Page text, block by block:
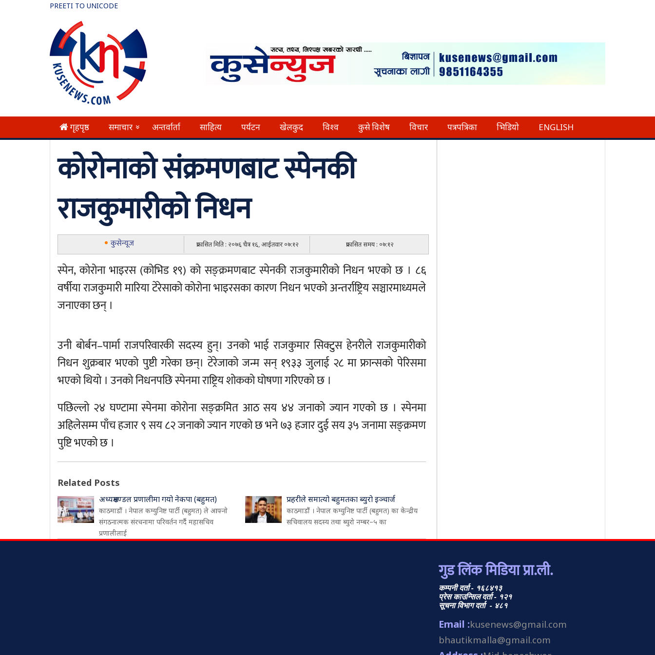
PREETI TO UNICODE
गृहपृष्ठ समाचार » अन्तर्वार्ता साहित्य पर्यटन खेलकुद विश्व कुसे विशेष विचार पत्रपत्रिका भिडियो ENGLISH
कोरोनाको संक्रमणबाट स्पेनकी
राजकुमारीको निधन
कुसेन्यूज प्रकासित मिति : २०७६ चैत्र १६, आईतवार ०७:१२ प्रकासित समय : ०७:१२
स्पेन, कोरोना भाइरस (कोभिड १९) को सङ्क्रमणबाट स्पेनकी राजकुमारीको निधन भएको छ । ८६
वर्षीया राजकुमारी मारिया टेरेसाको कोरोना भाइरसका कारण निधन भएको अन्तर्राष्ट्रिय सञ्चारमाध्यमले
जनाएका छन् ।
उनी बोर्बन–पार्मा राजपरिवारकी सदस्य हुन्। उनको भाई राजकुमार सिक्टुस हेनरीले राजकुमारीको
निधन शुक्रबार भएको पुष्टी गरेका छन्। टेरेजाको जन्म सन् १९३३ जुलाई २८ मा फ्रान्सको पेरिसमा
भएको थियो । उनको निधनपछि स्पेनमा राष्ट्रिय शोकको घोषणा गरिएको छ ।
पछिल्लो २४ घण्टामा स्पेनमा कोरोना सङ्क्रमित आठ सय ४४ जनाको ज्यान गएको छ । स्पेनमा
अहिलेसम्म पाँच हजार ९ सय ८२ जनाको ज्यान गएको छ भने ७३ हजार दुई सय ३५ जनामा सङ्क्रमण
पुष्टि भएको छ ।
Related Posts
अध्यक्षमण्डल प्रणालीमा गयो नेकपा (बहुमत)
काठमाडौं । नेपाल कम्युनिष्ट पार्टी (बहुमत) ले आफ्नो
संगठनात्मक संरचनामा परिवर्तन गर्दै महासचिव
प्रणालीलाई
प्रहरीले समात्यो बहुमतका ब्युरो इञ्चार्ज
काठमाडौं । नेपाल कम्युनिष्ट पार्टी (बहुमत) का केन्द्रीय
सचिवालय सदस्य तथा ब्युरो नम्बर–५ का
गुड लिंक मिडिया प्रा.ली.
कम्पनी दर्ता - १६८४१३
प्रेस काउन्सिल दर्ता - १२१
सूचना विभाग दर्ता - ४८१
Email :kusenews@gmail.com
bhautikmalla@gmail.com